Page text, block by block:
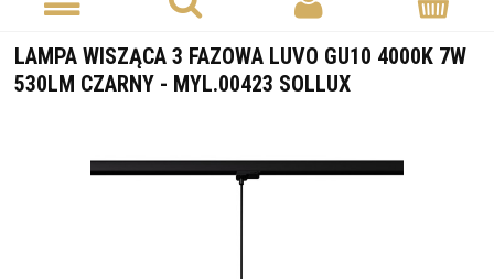
LAMPA WISZĄCA 3 FAZOWA LUVO GU10 4000K 7W
530LM CZARNY - MYL.00423 SOLLUX